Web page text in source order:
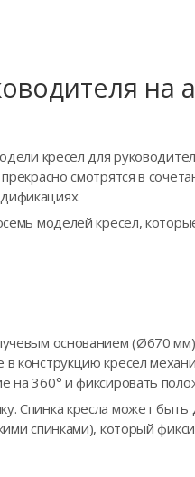
кресел для
смотрятся в
моделей кресел,
основанием (Ø670
кресел
360° и фиксировать
Спинка кресла может
спинками), который